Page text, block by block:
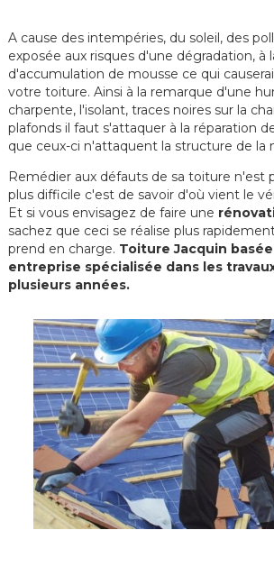
A cause des intempéries, du soleil, des
exposée aux risques d'une dégradation,
d'accumulation de mousse ce qui
votre toiture. Ainsi à la remarque d'une
charpente, l'isolant, traces noires sur la
plafonds il faut s'attaquer à la réparation
que ceux-ci n'attaquent la structure de la
Remédier aux défauts de sa toiture n'est
plus difficile c'est de savoir d'où vient le
Et si vous envisagez de faire une
sachez que ceci se réalise plus
prend en charge. Toiture Jacquin
entreprise spécialisée dans les
plusieurs années.